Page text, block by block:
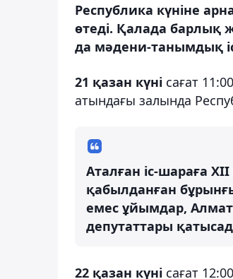
Республика күніне
өтеді. Қалада барлық
да мәдени-танымдық
21 қазан күні сағат
атындағы залында
Аталған іс-шараға
қабылданған
емес ұйымдар,
депутаттары
22 қазан күні сағат